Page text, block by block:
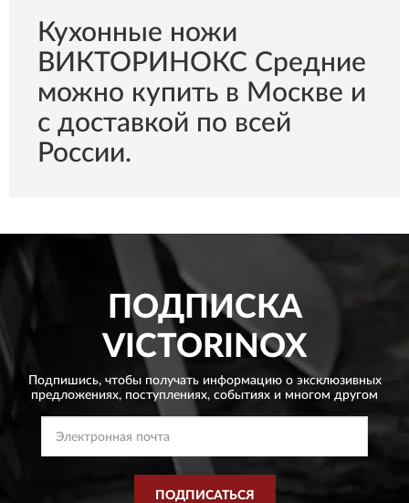
Кухонные ножи
ВИКТОРИНОКС Средние
можно купить в Москве и
с доставкой по всей
России.
ПОДПИСКА
VICTORINOX
Подпишись, чтобы получать информацию о эксклюзивных
предложениях, поступлениях, событиях и многом другом
ПОДПИСАТЬСЯ